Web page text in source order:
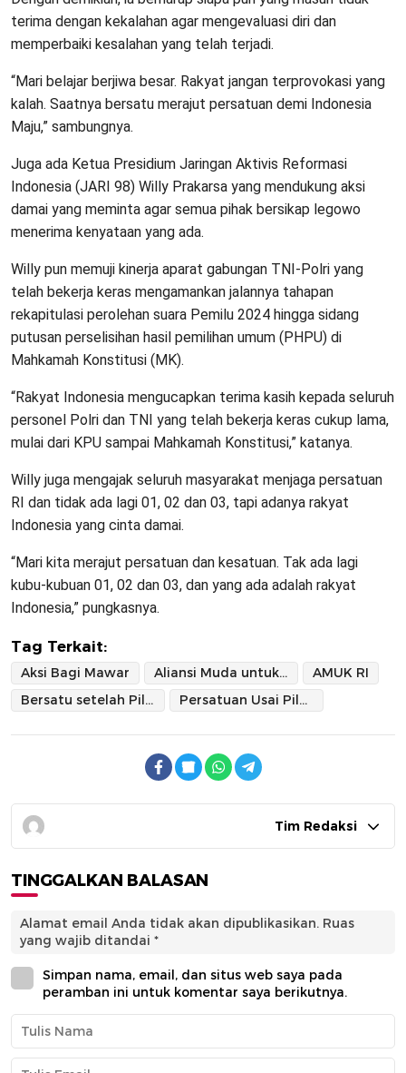
terima dengan kekalahan agar mengevaluasi diri dan
memperbaiki kesalahan yang telah terjadi.
“Mari belajar berjiwa besar. Rakyat jangan terprovokasi yang
kalah. Saatnya bersatu merajut persatuan demi Indonesia
Maju,” sambungnya.
Juga ada Ketua Presidium Jaringan Aktivis Reformasi
Indonesia (JARI 98) Willy Prakarsa yang mendukung aksi
damai yang meminta agar semua pihak bersikap legowo
menerima kenyataan yang ada.
Willy pun memuji kinerja aparat gabungan TNI-Polri yang
telah bekerja keras mengamankan jalannya tahapan
rekapitulasi perolehan suara Pemilu 2024 hingga sidang
putusan perselisihan hasil pemilihan umum (PHPU) di
Mahkamah Konstitusi (MK).
“Rakyat Indonesia mengucapkan terima kasih kepada seluruh
personel Polri dan TNI yang telah bekerja keras cukup lama,
mulai dari KPU sampai Mahkamah Konstitusi,” katanya.
Willy juga mengajak seluruh masyarakat menjaga persatuan
RI dan tidak ada lagi 01, 02 dan 03, tapi adanya rakyat
Indonesia yang cinta damai.
“Mari kita merajut persatuan dan kesatuan. Tak ada lagi
kubu-kubuan 01, 02 dan 03, dan yang ada adalah rakyat
Indonesia,” pungkasnya.
Tag Terkait:
Aksi Bagi Mawar Aliansi Muda untuk Demokrasi RI
AMUK RI
Bersatu setelah Pilpres 2024
Persatuan Usai Pilpres 2024
Tim Redaksi
TINGGALKAN BALASAN
Alamat email Anda tidak akan dipublikasikan. Ruas
yang wajib ditandai *
Simpan nama, email, dan situs web saya pada
peramban ini untuk komentar saya berikutnya.